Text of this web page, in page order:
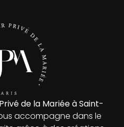
de la Mariée à Saint-
accompagne dans le